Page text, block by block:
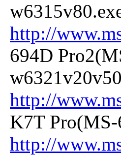
http://
694D
http://
K7T
http://